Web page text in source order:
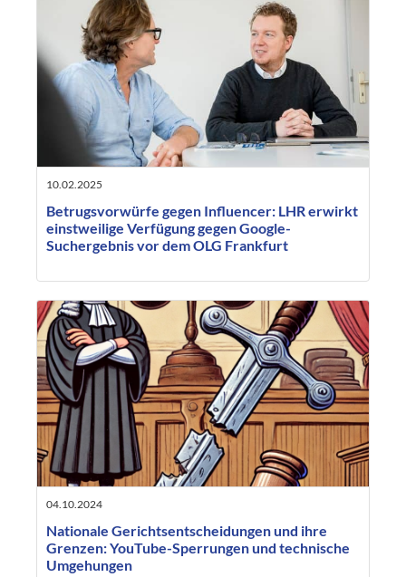
10.02.2025
Betrugsvorwürfe gegen Influencer: LHR erwirkt
einstweilige Verfügung gegen Google-
Suchergebnis vor dem OLG Frankfurt
04.10.2024
Nationale Gerichtsentscheidungen und ihre
Grenzen: YouTube-Sperrungen und technische
Umgehungen